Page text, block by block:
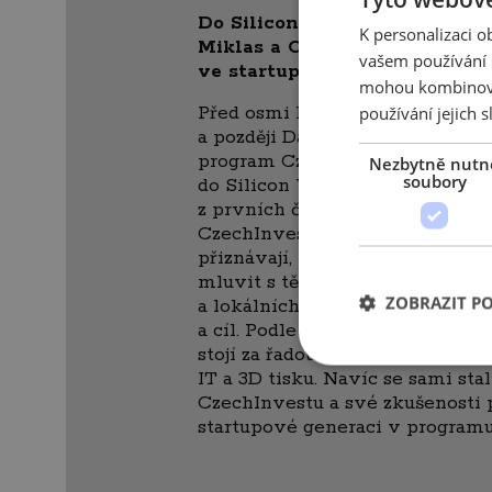
Do Silicon Valley jako můra
Miklas a Ondřej Homola
ve startupovém světě(str. 58)
Před osmi lety využili Ondřej
a později David Miklas (DO-IT,
program CzechInvestu
do Silicon Valley, aby si ověřili
z prvních českých podnikatelů,
CzechInvest svým novým
přiznávají, na expanzi se příliš
mluvit s těmi nejlepšími v
a lokálních expertů si
a cíl. Podle všeho se jim ho
stojí za řadou úspěšných
IT a 3D tisku. Navíc se sami
CzechInvestu a své zkušenosti
startupové generaci v
K personalizaci
vašem
mohou
používání jejich
Nezbytně
soubory
ZOBRAZIT